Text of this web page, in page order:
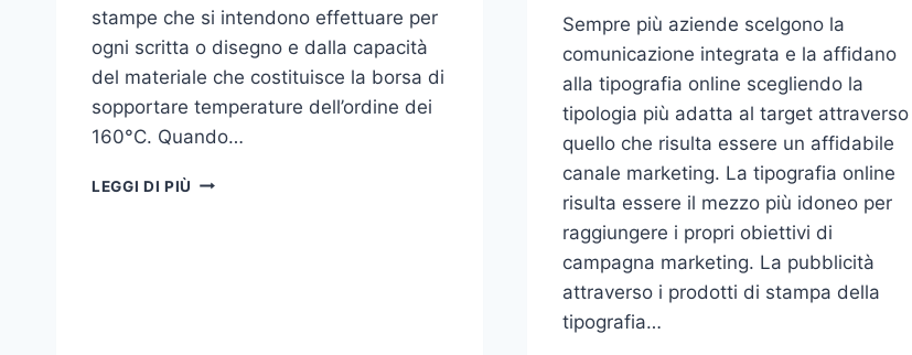
stampe che si intendono effettuare per
ogni scritta o disegno e dalla capacità
del materiale che costituisce la borsa di
sopportare temperature dell’ordine dei
160°C. Quando…
LEGGI DI PIÙ COME
Sempre più aziende scelgono la
comunicazione integrata e la affidano
alla tipografia online scegliendo la
tipologia più adatta al target attraverso
quello che risulta essere un affidabile
canale marketing. La tipografia online
risulta essere il mezzo più idoneo per
raggiungere i propri obiettivi di
campagna marketing. La pubblicità
attraverso i prodotti di stampa della
tipografia…